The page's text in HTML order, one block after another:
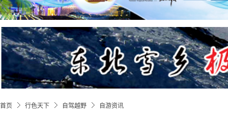
首页 行色天下 自驾越野 自游资讯